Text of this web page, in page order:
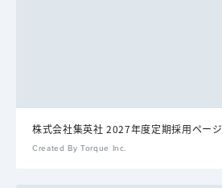
株式会社集英社 2027年度定期採用ページ
Created By Torque Inc.